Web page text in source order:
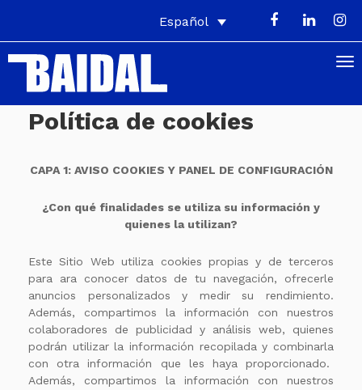
Español
Política de cookies
CAPA 1: AVISO COOKIES Y PANEL DE CONFIGURACIÓN
¿Con qué finalidades se utiliza su información y
quienes la utilizan?
Este Sitio Web utiliza cookies propias y de terceros
para ara conocer datos de tu navegación, ofrecerle
anuncios personalizados y medir su rendimiento.
Además, compartimos la información con nuestros
colaboradores de publicidad y análisis web, quienes
podrán utilizar la información recopilada y combinarla
con otra información que les haya proporcionado.
Además, compartimos la información con nuestros